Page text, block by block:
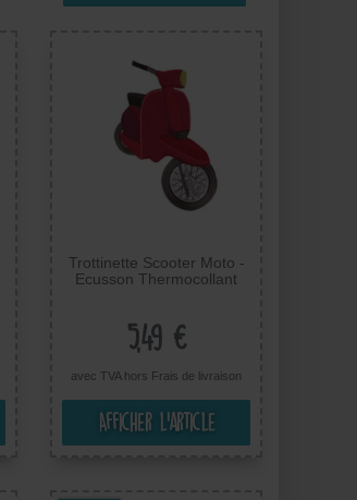
Trottinette Scooter Moto -
Ecusson Thermocollant
5,49 €
avec TVA hors Frais de livraison
Afficher l’article